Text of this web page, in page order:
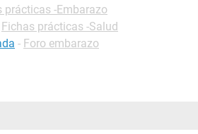
prácticas -Embarazo
Fichas prácticas -Salud
- Foro embarazo